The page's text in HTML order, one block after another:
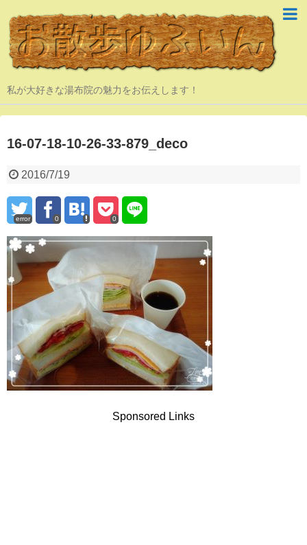
私が大好きな湯布院の魅力をお伝えします！
16-07-18-10-26-33-879_deco
2016/7/19
error 0 0
Sponsored Links